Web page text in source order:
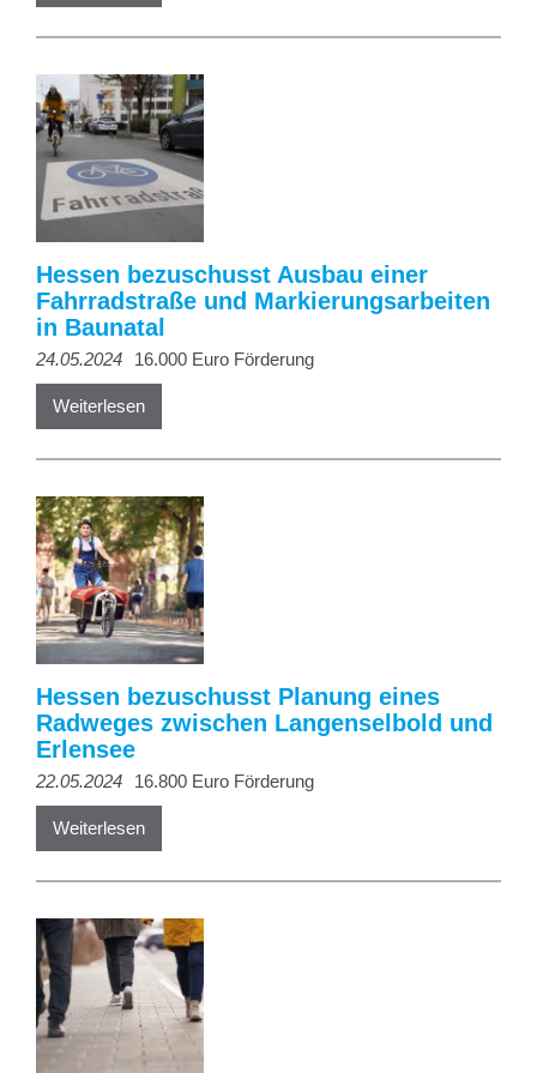
Hessen bezuschusst Ausbau einer
Fahrradstraße und Markierungsarbeiten
in Baunatal
24.05.2024 16.000 Euro Förderung
Weiterlesen
Hessen bezuschusst Planung eines
Radweges zwischen Langenselbold und
Erlensee
22.05.2024 16.800 Euro Förderung
Weiterlesen